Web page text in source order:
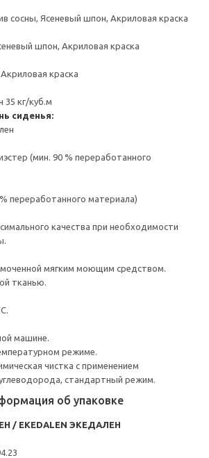
сосны, Ясеневый шпон, Акриловая краска
шпон, Акриловая краска
краска
35 кг/куб.м
сиденья:
(мин. 90 % переработанного
переработанного материала)
качества при необходимости
мягким моющим средством.
тканью.
машине.
режиме.
чистка с применением
стандартный режим.
об упаковке
/ EKEDALEN ЭКЕДАЛЕН